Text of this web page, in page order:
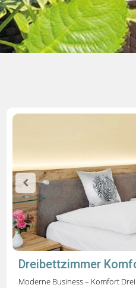
Dreibettzimmer
Moderne Business – Komfort